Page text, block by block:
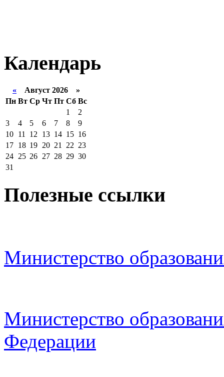
Календарь
« Август 2026 »
Пн Вт Ср Чт Пт Сб Вс
1
2
3
4 5 6 7 8
9
10 11 12 13 14 15 16
17 18 19 20 21 22 23
24 25 26 27 28 29 30
31
Полезные ссылки
Министерство
Министерство
Федерации